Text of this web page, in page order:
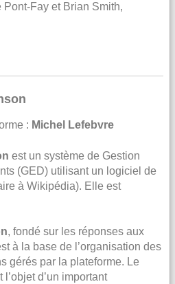
Fay et Brian Smith,
: Michel Lefebvre
est un système de Gestion
(GED) utilisant un logiciel de
à Wikipédia). Elle est
, fondé sur les réponses aux
à la base de l’organisation des
gérés par la plateforme. Le
d’un important